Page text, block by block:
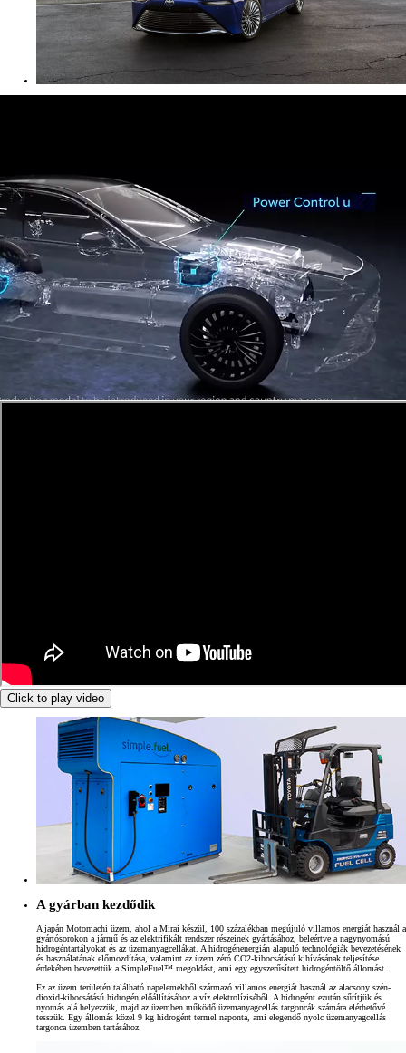
Click to play video
A gyárban kezdődik
A japán Motomachi üzem, ahol a Mirai készül, 100 százalékban megújuló villamos energiát használ a
gyártósorokon a jármű és az elektrifikált rendszer részeinek gyártásához, beleértve a nagynyomású
hidrogéntartályokat és az üzemanyagcellákat. A hidrogénenergián alapuló technológiák bevezetésének
és használatának előmozdítása, valamint az üzem zéró CO2-kibocsátású kihívásának teljesítése
érdekében bevezettük a SimpleFuel™ megoldást, ami egy egyszerűsített hidrogéntöltő állomást.
Ez az üzem területén található napelemekből származó villamos energiát használ az alacsony szén-
dioxid-kibocsátású hidrogén előállításához a víz elektrolíziséből. A hidrogént ezután sűrítjük és
nyomás alá helyezzük, majd az üzemben működő üzemanyagcellás targoncák számára elérhetővé
tesszük. Egy állomás közel 9 kg hidrogént termel naponta, ami elegendő nyolc üzemanyagcellás
targonca üzemben tartásához.